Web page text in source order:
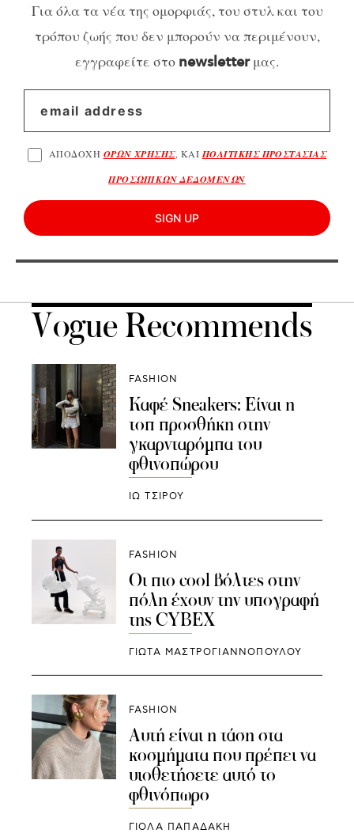
Για όλα τα νέα της ομορφιάς, του στυλ και του
τρόπου ζωής που δεν μπορούν να περιμένουν,
εγγραφείτε στο newsletterμας.
ΑΠΟΔΟΧΗ ΟΡΩΝ ΧΡΗΣΗΣ, ΚΑΙΠΟΛΙΤΙΚΗΣ ΠΡΟΣΤΑΣΙΑΣ
ΠΡΟΣΩΠΙΚΩΝ ΔΕΔΟΜΕΝΩΝ
SIGN UP
Vogue Recommends
FASHION
Καφέ Sneakers: Είναι η
τοπ προσθήκη στην
γκαρνταρόμπα του
φθινοπώρου
ΙΩ ΤΣΙΡΟΥ
FASHION
Οι πιο cool βόλτες στην
πόλη έχουν την υπογραφή
της CYBEX
ΓΙΩΤΑ ΜΑΣΤΡΟΓΙΑΝΝΟΠΟΥΛΟΥ
FASHION
Αυτή είναι η τάση στα
κοσμήματα που πρέπει να
υιοθετήσετε αυτό το
φθινόπωρο
ΓΙΌΛΑ ΠΑΠΑΔΆΚΗ